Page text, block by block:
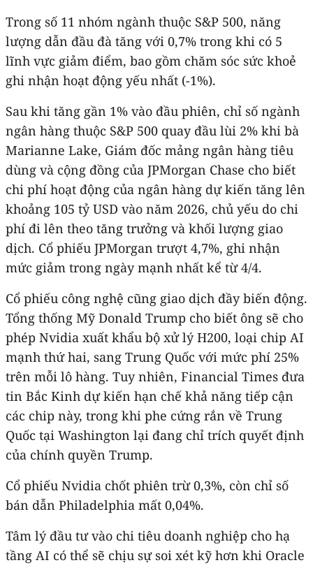
Trong số 11 nhóm ngành thuộc S&P 500, năng
lượng dẫn đầu đà tăng với 0,7% trong khi có 5
lĩnh vực giảm điểm, bao gồm chăm sóc sức khoẻ
ghi nhận hoạt động yếu nhất (-1%).
Sau khi tăng gần 1% vào đầu phiên, chỉ số ngành
ngân hàng thuộc S&P 500 quay đầu lùi 2% khi bà
Marianne Lake, Giám đốc mảng ngân hàng tiêu
dùng và cộng đồng của JPMorgan Chase cho biết
chi phí hoạt động của ngân hàng dự kiến tăng lên
khoảng 105 tỷ USD vào năm 2026, chủ yếu do chi
phí đi lên theo tăng trưởng và khối lượng giao
dịch. Cổ phiếu JPMorgan trượt 4,7%, ghi nhận
mức giảm trong ngày mạnh nhất kể từ 4/4.
Cổ phiếu công nghệ cũng giao dịch đầy biến động.
Tổng thống Mỹ Donald Trump cho biết ông sẽ cho
phép Nvidia xuất khẩu bộ xử lý H200, loại chip AI
mạnh thứ hai, sang Trung Quốc với mức phí 25%
trên mỗi lô hàng. Tuy nhiên, Financial Times đưa
tin Bắc Kinh dự kiến hạn chế khả năng tiếp cận
các chip này, trong khi phe cứng rắn về Trung
Quốc tại Washington lại đang chỉ trích quyết định
của chính quyền Trump.
Cổ phiếu Nvidia chốt phiên trừ 0,3%, còn chỉ số
bán dẫn Philadelphia mất 0,04%.
Tâm lý đầu tư vào chi tiêu doanh nghiệp cho hạ
tầng AI có thể sẽ chịu sự soi xét kỹ hơn khi Oracle